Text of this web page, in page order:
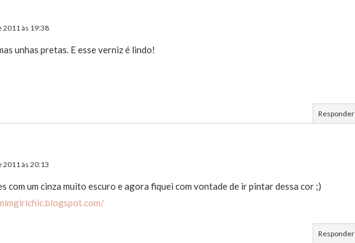
2011 às 19:38
unhas pretas. E esse verniz é lindo!
Responder
2011 às 20:13
com um cinza muito escuro e agora fiquei com vontade de ir pintar dessa cor ;)
Responder